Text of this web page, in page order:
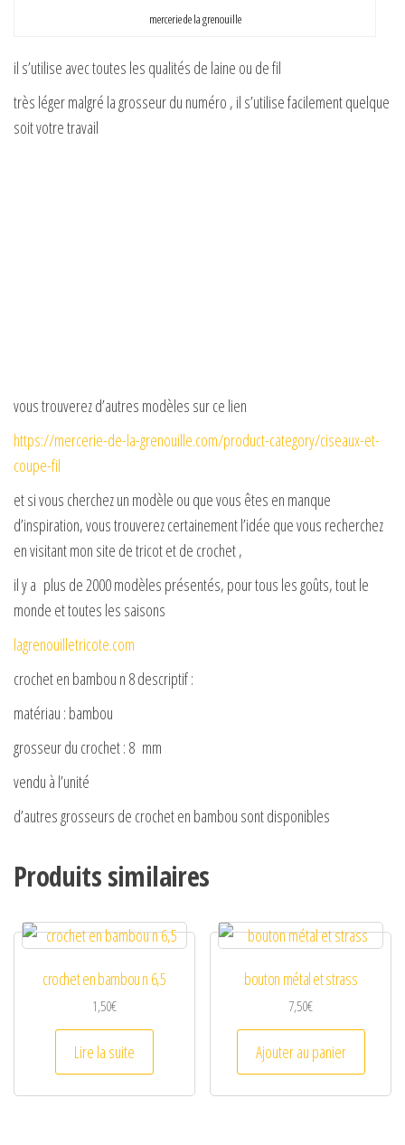
mercerie de la grenouille
il s’utilise avec toutes les qualités de laine ou de fil
très léger malgré la grosseur du numéro , il s’utilise facilement quelque
soit votre travail
vous trouverez d’autres modèles sur ce lien
https://mercerie-de-la-grenouille.com/product-category/ciseaux-et-
coupe-fil
et si vous cherchez un modèle ou que vous êtes en manque
d’inspiration, vous trouverez certainement l’idée que vous recherchez
en visitant mon site de tricot et de crochet ,
il y a plus de 2000 modèles présentés, pour tous les goûts, tout le
monde et toutes les saisons
lagrenouilletricote.com
crochet en bambou n 8 descriptif :
matériau : bambou
grosseur du crochet : 8 mm
vendu à l’unité
d’autres grosseurs de crochet en bambou sont disponibles
Produits similaires
crochet en bambou n 6,5
1,50€
Lire la suite
bouton métal et strass
7,50€
Ajouter au panier